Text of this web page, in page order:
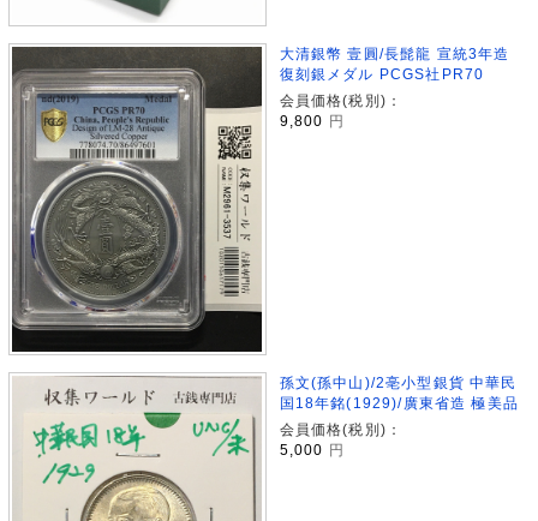
大清銀幣 壹圓/長髭龍 宣統3年造
復刻銀メダル PCGS社PR70
会員価格(税別)：
9,800 円
孫文(孫中山)/2亳小型銀貨 中華民
国18年銘(1929)/廣東省造 極美品
会員価格(税別)：
5,000 円